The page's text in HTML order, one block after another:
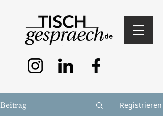
Beitrag Registrieren